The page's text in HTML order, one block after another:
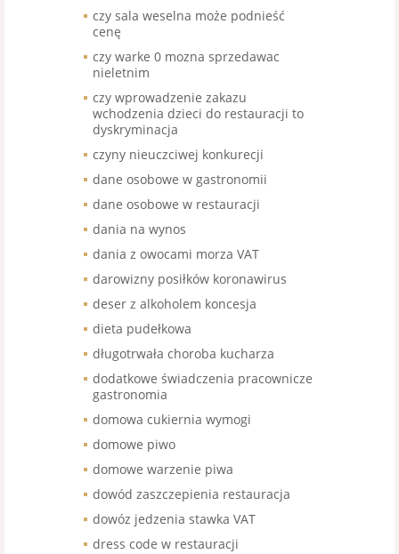
czy sala weselna może podnieść
cenę
czy warke 0 mozna sprzedawac
nieletnim
czy wprowadzenie zakazu
wchodzenia dzieci do restauracji to
dyskryminacja
czyny nieuczciwej konkurecji
dane osobowe w gastronomii
dane osobowe w restauracji
dania na wynos
dania z owocami morza VAT
darowizny posiłków koronawirus
deser z alkoholem koncesja
dieta pudełkowa
długotrwała choroba kucharza
dodatkowe świadczenia pracownicze
gastronomia
domowa cukiernia wymogi
domowe piwo
domowe warzenie piwa
dowód zaszczepienia restauracja
dowóz jedzenia stawka VAT
dress code w restauracji